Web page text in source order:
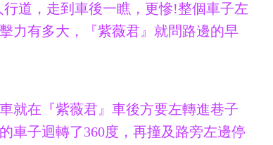
道，走到車後一瞧，更慘!整個車子左
力有多大，『紫薇君』就問路邊的早
就在『紫薇君』車後方要左轉進巷子
車子迴轉了360度，再撞及路旁左邊停